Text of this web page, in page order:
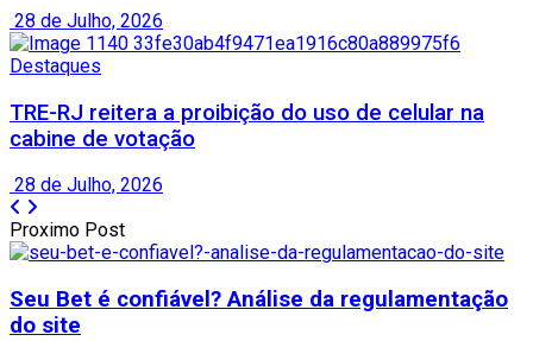
28 de Julho, 2026
Destaques
TRE-RJ reitera a proibição do uso de celular na
cabine de votação
28 de Julho, 2026
Proximo Post
Seu Bet é confiável? Análise da regulamentação
do site